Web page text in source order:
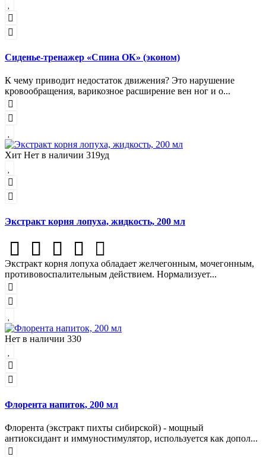
Сиденье-тренажер «Спина ОК» (эконом)
К чему приводит недостаток движения? Это нарушение
кровообращения, варикозное расширение вен ног и о...
Хит Нет в наличии 319уд
Экстракт корня лопуха, жидкость, 200 мл
Экстракт корня лопуха обладает желчегонным, мочегонным,
противовоспалительным действием. Нормализует...
Нет в наличии 330
Флорента напиток, 200 мл
Флорента (экстракт пихты сибирской) - мощный
антиоксидант и иммуностимулятор, используется как допол...